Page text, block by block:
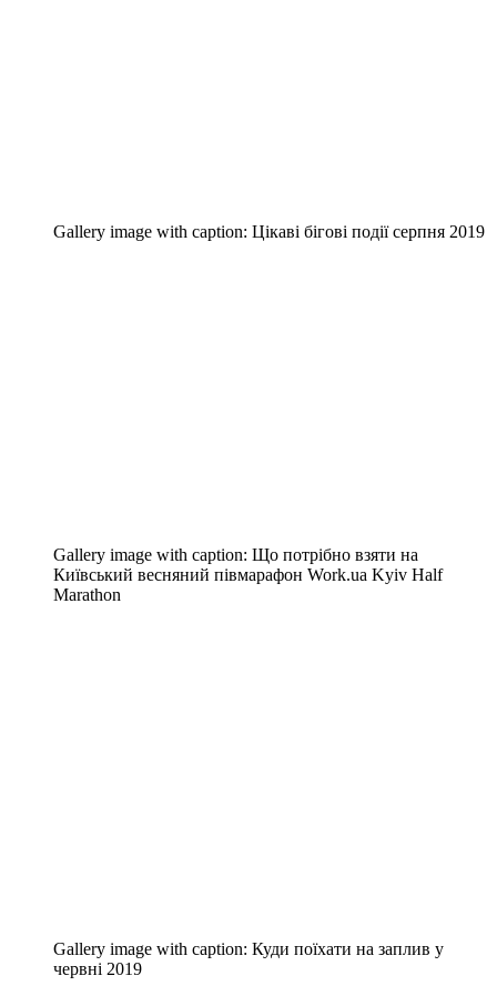
Gallery image with caption: Цікаві бігові події серпня 2019
Gallery image with caption: Що потрібно взяти на
Київський весняний півмарафон Work.ua Kyiv Half
Marathon
Gallery image with caption: Куди поїхати на заплив у
червні 2019